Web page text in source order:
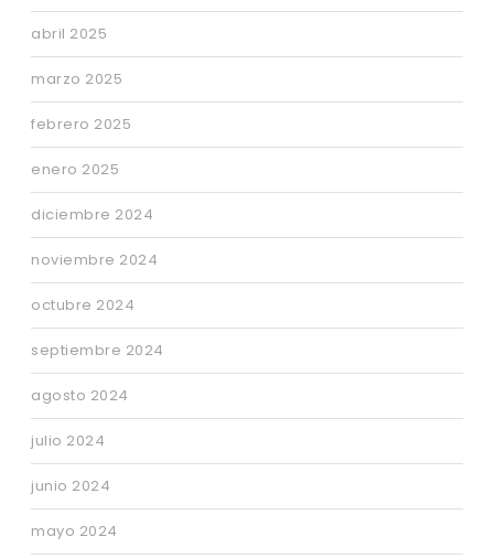
abril 2025
marzo 2025
febrero 2025
enero 2025
diciembre 2024
noviembre 2024
octubre 2024
septiembre 2024
agosto 2024
julio 2024
junio 2024
mayo 2024